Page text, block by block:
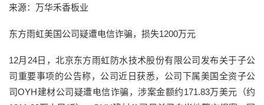
来源：万华禾香板业
东方雨虹美国公司疑遭电信诈骗，损失1200万元
12月24日，北京东方雨虹防水技术股份有限公司发布关于子公
司重要事项的公告称，公司近日获悉，公司下属美国全资子公
司OYH建材公司疑遭电信诈骗，涉案金额约171.83万美元（约